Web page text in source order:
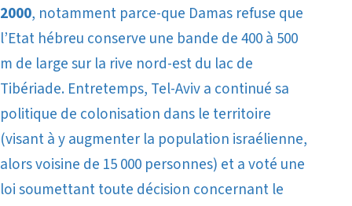
2000, notamment parce-que Damas refuse que
l’Etat hébreu conserve une bande de 400 à 500
m de large sur la rive nord-est du lac de
Tibériade. Entretemps, Tel-Aviv a continué sa
politique de colonisation dans le territoire
(visant à y augmenter la population israélienne,
alors voisine de 15 000 personnes) et a voté une
loi soumettant toute décision concernant le